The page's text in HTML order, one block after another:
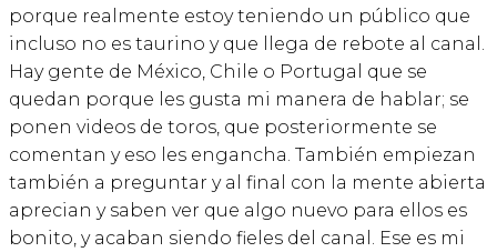
porque realmente estoy teniendo un público que
incluso no es taurino y que llega de rebote al canal.
Hay gente de México, Chile o Portugal que se
quedan porque les gusta mi manera de hablar; se
ponen videos de toros, que posteriormente se
comentan y eso les engancha. También empiezan
también a preguntar y al final con la mente abierta
aprecian y saben ver que algo nuevo para ellos es
bonito, y acaban siendo fieles del canal. Ese es mi